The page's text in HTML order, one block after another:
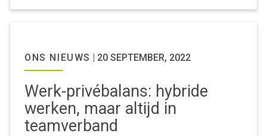
ONS NIEUWS | 20 SEPTEMBER, 2022
Werk-privébalans: hybride
werken, maar altijd in
teamverband